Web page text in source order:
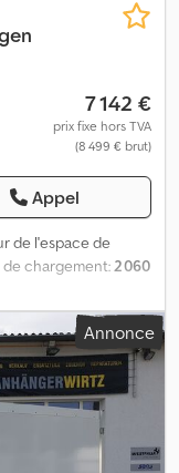
7 142 €
prix fixe hors TVA
(8 499 € brut)
Appel
de l'espace de
de chargement:2 060
chez
toute heure en ligne
pratique : retrait sur
propose un large
remorque ! Plus
remorques
indicatif :
Annonce